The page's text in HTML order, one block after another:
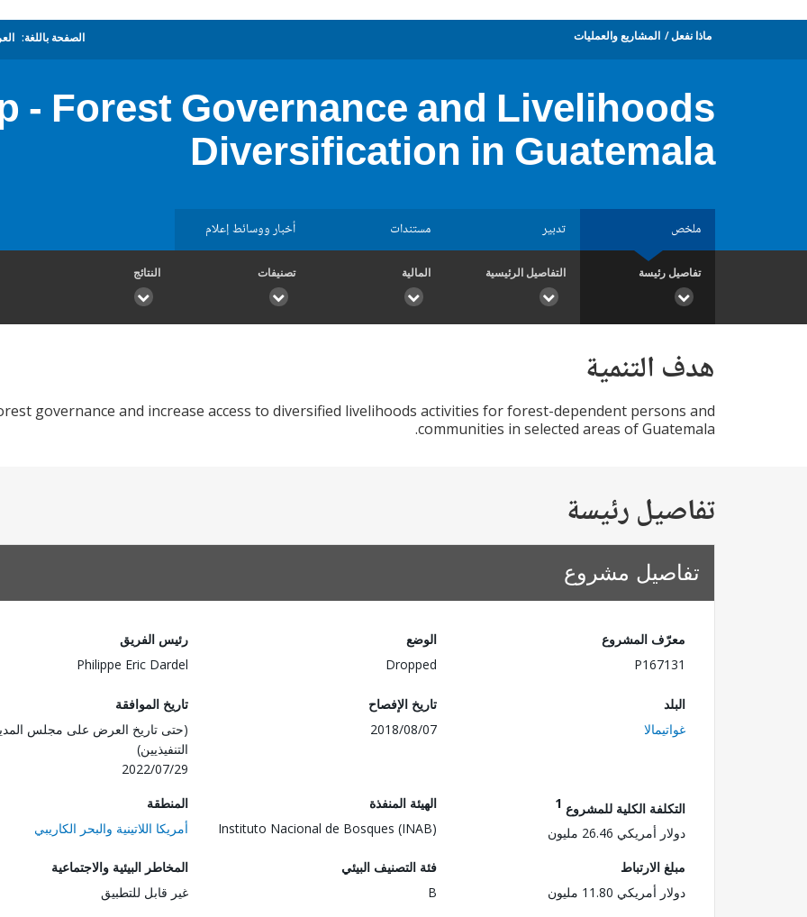
ماذا نفعل المشاريع والعمليات الصفحة باللغة:
- Forest Governance and Livelihoods
Diversification in Guatemala
ملخص تدبير مستندات أخبار ووسائط إعلام
تفاصيل رئيسة التفاصيل الرئيسية المالية تصنيفات النتائج
هدف التنمية
governance and increase access to diversified livelihoods activities for forest-dependent persons and
communities in selected areas of Guatemala.
تفاصيل رئيسة
تفاصيل مشروع
معرّف المشروع
P167131
الوضع
Dropped
رئيس الفريق
Philippe Eric Dardel
البلد
غواتيمالا
تاريخ الإفصاح
2018/08/07
تاريخ الموافقة
(حتى تاريخ العرض على مجلس
التنفيذيين)
2022/07/29
التكلفة الكلية للمشروع 1
دولار أمريكي 26.46 مليون
الهيئة المنفذة
Instituto Nacional de Bosques (INAB)
المنطقة
أمريكا اللاتينية والبحر الكاريبي
مبلغ الارتباط
دولار أمريكي 11.80 مليون
فئة التصنيف البيئي
B
المخاطر البيئية والاجتماعية
غير قابل للتطبيق